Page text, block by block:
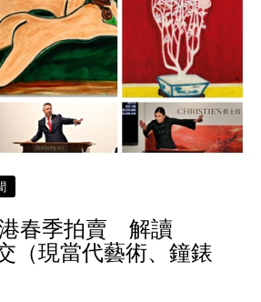
春季拍賣 解讀
（現當代藝術、鐘錶